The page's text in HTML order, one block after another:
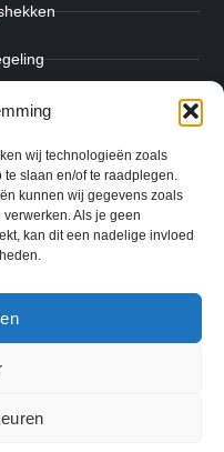
wij technologieën zoals
slaan en/of te raadplegen.
kunnen wij gegevens zoals
Als je geen
kan dit een nadelige invloed
rechten voorbehouden.
Cookie Voorkeuren